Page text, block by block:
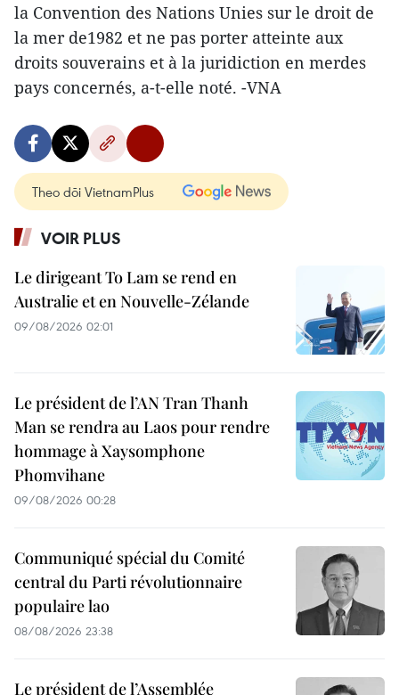
la Convention des Nations Unies sur le droit de
la mer de1982 et ne pas porter atteinte aux
droits souverains et à la juridiction en merdes
pays concernés, a-t-elle noté. -VNA
Theo dõi VietnamPlus
VOIR PLUS
Le dirigeant To Lam se rend en
Australie et en Nouvelle-Zélande
09/08/2026 02:01
Le président de l’AN Tran Thanh
Man se rendra au Laos pour rendre
hommage à Xaysomphone
Phomvihane
09/08/2026 00:28
Communiqué spécial du Comité
central du Parti révolutionnaire
populaire lao
08/08/2026 23:38
Le président de l’Assemblée